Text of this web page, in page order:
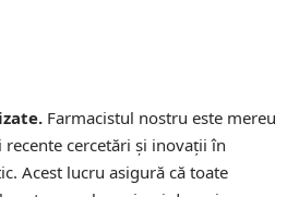
Farmacistul nostru este mereu
recente cercetări și inovații în
Acest lucru asigură că toate